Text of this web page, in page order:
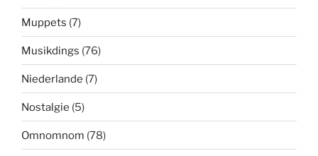
Muppets (7)
Musikdings (76)
Niederlande (7)
Nostalgie (5)
Omnomnom (78)